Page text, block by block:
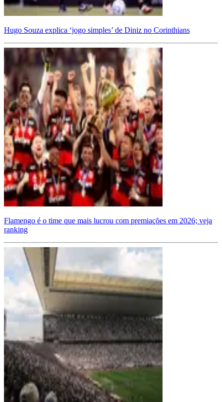
Hugo Souza explica ‘jogo simples’ de Diniz no Corinthians
Flamengo é o time que mais lucrou com premiações em 2026; veja
ranking